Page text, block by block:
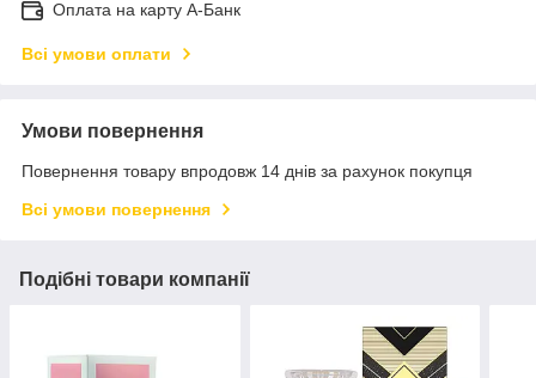
Оплата на карту А-Банк
Всі умови оплати
Умови повернення
Повернення товару впродовж 14 днів за рахунок покупця
Всі умови повернення
Подібні товари компанії